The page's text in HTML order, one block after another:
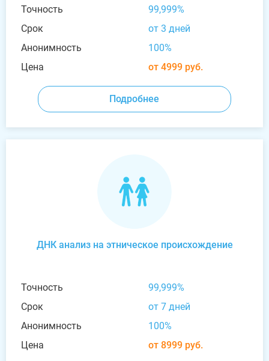
Точность
99,999%
Срок
от 3 дней
Анонимность
100%
Цена
от 4999 руб.
Подробнее
ДНК анализ на этническое происхождение
Точность
99,999%
Срок
от 7 дней
Анонимность
100%
Цена
от 8999 руб.